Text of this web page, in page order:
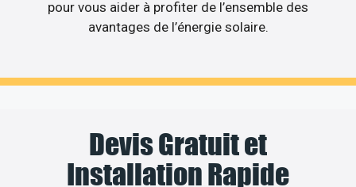
pour vous aider à profiter de l’ensemble des
avantages de l’énergie solaire.
Devis Gratuit et
Installation Rapide